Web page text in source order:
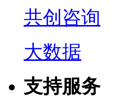
共创咨询
大数据
支持服务